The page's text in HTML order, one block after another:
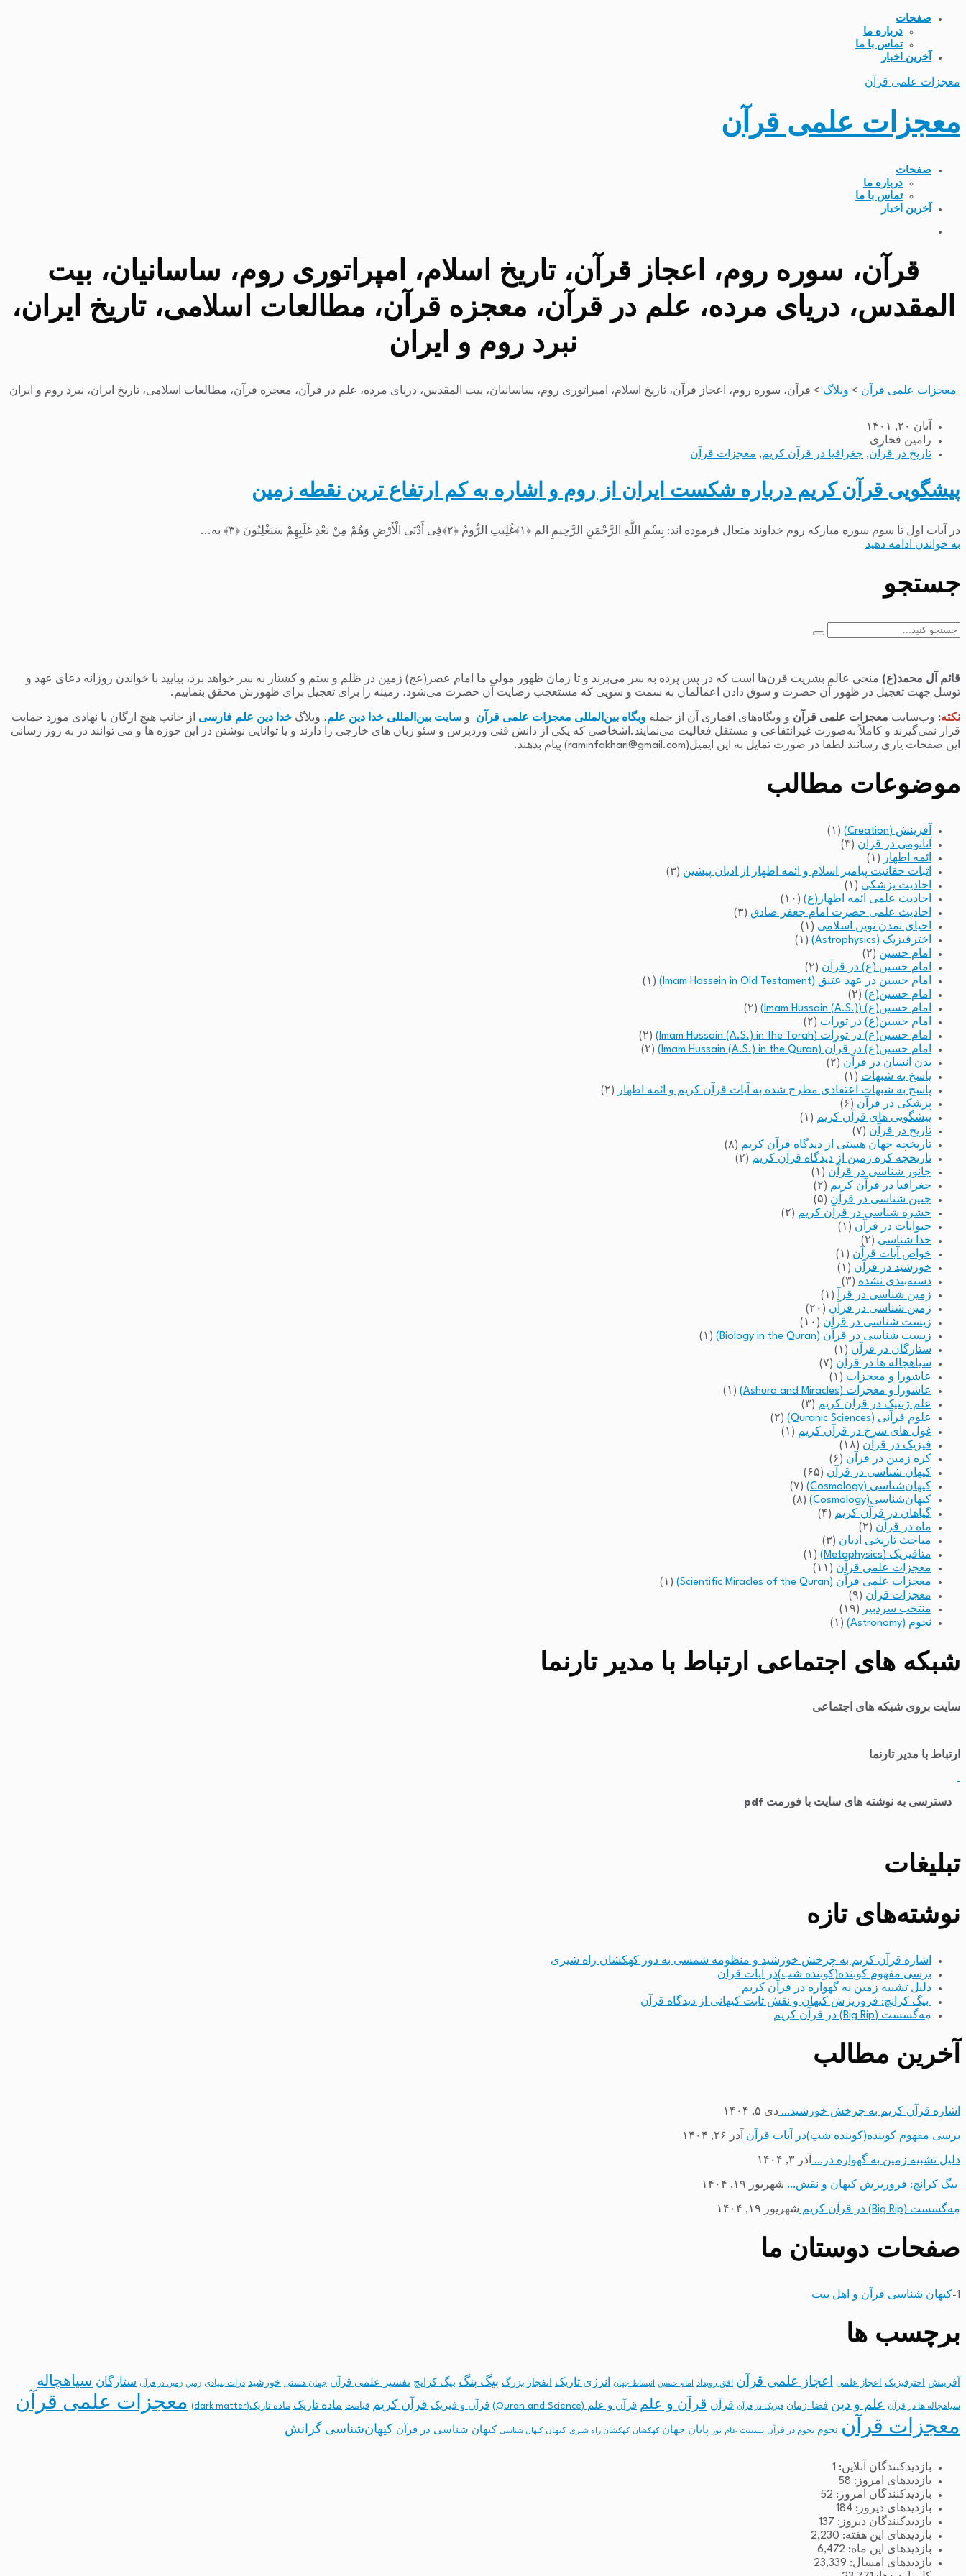
صفحات
درباره ما
تماس با ما
آخرین اخبار
معجزات علمی قرآن
معجزات علمی قرآن
صفحات
درباره ما
تماس با ما
آخرین اخبار
قرآن، سوره روم، اعجاز قرآن، تاریخ اسلام، امپراتوری روم، ساسانیان، بیت
المقدس، دریای مرده، علم در قرآن، معجزه قرآن، مطالعات اسلامی، تاریخ ایران،
نبرد روم و ایران
معجزات علمی قرآن > وبلاگ > قرآن، سوره روم، اعجاز قرآن، تاریخ اسلام، امپراتوری روم، ساسانیان، بیت المقدس، دریای مرده، علم در قرآن، معجزه قرآن، مطالعات اسلامی، تاریخ ایران، نبرد روم و ایران
آبان ۲۰, ۱۴۰۱
رامین فخاری
تاریخ در قرآن, جغرافیا در قرآن کریم, معجزات قرآن
پیشگویی قرآن کریم درباره شکست ایران از روم و اشاره به کم ارتفاع ترین نقطه زمین
در آیات اول تا سوم سوره مبارکه روم خداوند متعال فرموده اند: بِسْمِ اللَّهِ الرَّحْمَنِ الرَّحِیمِ الم ﴿۱﴾غُلِبَتِ الرُّومُ ﴿۲﴾فِی أَدْنَى الْأَرْضِ وَهُمْ مِنْ بَعْدِ غَلَبِهِمْ سَیَغْلِبُونَ ﴿۳﴾ به...
به خواندن ادامه دهید
جستجو
جستجو
قائم آل محمد(ع) منجی عالم بشریت قرن‌ها است که در پس پرده به سر می‌برند و تا زمان ظهور مولی ما امام عصر(عج) زمین در ظلم و ستم و کشتار به سر خواهد برد، بیایید با خواندن روزانه دعای عهد و
توسل جهت تعجیل در ظهور آن حضرت و سوق دادن اعمالمان به سمت و سویی که مستعجب رضایت آن حضرت می‌شود، زمینه را برای تعجیل برای ظهورش محقق بنماییم.
نکته: وب‌سایت معجزات علمی قرآن و وبگاه‌های اقماری آن از جمله وبگاه بین‌المللی معجزات علمی قرآن و سایت بین‌المللی خدا دین علم، وبلاگ خدا دین علم فارسی از جانب هیچ ارگان یا نهادی مورد حمایت
قرار نمی‌گیرند و کاملاً به‌صورت غیرانتفاعی و مستقل فعالیت می‌نمایند.اشخاصی که یکی از دانش فنی وردپرس و سئو زبان های خارجی را دارند و یا توانایی نوشتن در این حوزه ها و می توانند در به روز رسانی
این صفحات یاری رسانند لطفا در صورت تمایل به این ایمیل(raminfakhari@gmail.com) پیام بدهند.
موضوعات مطالب
آفرینش (Creation)
(۱)
آناتومی در قرآن (۳)
ائمه اطهار
(۱)
اثبات حقانیت پیامبر اسلام و ائمه اطهار از ادیان پیشین (۳)
احادیث پزشکی (۱)
احادیث علمی ائمه اطهار(ع) (۱۰)
احادیث علمی حضرت امام جعفر صادق (۳)
احیای تمدن نوین اسلامی (۱)
اخترفیزیک (Astrophysics)
(۱)
امام حسین (۲)
امام حسین (ع) در قرآن (۲)
امام حسین در عهد عتیق (Imam Hossein in Old Testament)
(۱)
امام حسین(ع) (۲)
امام حسین(ع) (Imam Hussain (A.S.))
(۲)
امام حسین(ع) در تورات (۲)
امام حسین(ع) در تورات (Imam Hussain (A.S.) in the Torah)
(۲)
امام حسین(ع) در قرآن (Imam Hussain (A.S.) in the Quran)
(۲)
بدن انسان در قرآن (۲)
پاسخ به شبهات (۱)
پاسخ به شبهات اعتقادی مطرح شده به آیات قرآن کریم و ائمه اطهار
(۲)
پزشکی در قرآن (۶)
پیشگویی های قرآن کریم (۱)
تاریخ در قرآن (۷)
تاریخچه جهان هستی از دیدگاه قرآن کریم (۸)
تاریخچه کره زمین از دیدگاه قرآن کریم (۲)
جانور شناسی در قرآن (۱)
جغرافیا در قرآن کریم (۲)
جنین شناسی در قرآن (۵)
حشره شناسی در قرآن کریم (۲)
حیوانات در قرآن (۱)
خدا شناسی (۲)
خواص آیات قرآن (۱)
خورشید در قرآن (۱)
دسته‌بندی نشده (۳)
زمین شناسی در قرآ
(۱)
زمین شناسی در قرآن (۲۰)
زیست شناسی در قرآن (۱۰)
زیست شناسی در قرآن (Biology in the Quran)
(۱)
ستارگان در قرآن (۱)
سیاهچاله ها در قرآن (۷)
عاشورا و معجزات (۱)
عاشورا و معجزات (Ashura and Miracles)
(۱)
علم ژنتیک در قرآن کریم (۳)
علوم قرآنی (Quranic Sciences)
(۲)
غول های سرخ در قرآن کریم (۱)
فیزیک در قرآن (۱۸)
کره زمین در قرآن (۶)
کیهان شناسی در قرآن (۶۵)
کیهان‌شناسی (Cosmology)
(۷)
کیهان‌شناسی(Cosmology)
(۸)
گیاهان در قرآن کریم (۴)
ماه در قرآن (۲)
مباحث تاریخی ادیان (۳)
متافیزیک (Metaphysics)
(۱)
معجزات علمی قرآن (۱۱)
معجزات علمی قرآن (Scientific Miracles of the Quran)
(۱)
معجزات قرآن (۹)
منتخب سردبیر
(۱۹)
نجوم (Astronomy)
(۱)
شبکه های اجتماعی ارتباط با مدیر تارنما
سایت بروی شبکه های اجتماعی
ارتباط با مدیر تارنما
دسترسی به نوشته های سایت با فورمت pdf
تبلیغات
نوشته‌های تازه
اشاره قرآن کریم به چرخش خورشید و منظومه شمسی به دور کهکشان راه شیری
برسی مفهوم کوبنده(کوبنده شب)در آیات قرآن
دلیل تشبیه زمین به گهواره در قرآن کریم
بیگ کرانچ: فروریزش کیهان و نقش ثابت کیهانی از دیدگاه قرآن
مِه‌گسست (Big Rip) در قرآن کریم
آخرین مطالب
اشاره قرآن کریم به چرخش خورشید… دی ۵, ۱۴۰۴
برسی مفهوم کوبنده(کوبنده شب)در آیات قرآن آذر ۲۶, ۱۴۰۴
دلیل تشبیه زمین به گهواره در… آذر ۳, ۱۴۰۴
بیگ کرانچ: فروریزش کیهان و نقش… شهریور ۱۹, ۱۴۰۴
مِه‌گسست (Big Rip) در قرآن کریم شهریور ۱۹, ۱۴۰۴
صفحات دوستان ما
1- کیهان شناسی قرآن و اهل بیت
برچسب ها
آفرینش اخترفیزیک اعجاز علمی اعجاز علمی قرآن افق رویداد امام حسین انبساط جهان انرژی تاریک انفجار بزرگ بیگ بنگ بیگ کرانچ تفسیر علمی قرآن جهان هستی خورشید ذرات بنیادی زمین زمین در قرآن ستارگان سیاهچاله
سیاهچاله ها در قرآن علم و دین فضا-زمان فیزیک در قرآن قرآن قرآن و علم قرآن و علم (Quran and Science) قرآن و فیزیک قرآن کریم قیامت ماده تاریک ماده تاریک(dark matter) معجزات علمی قرآن
معجزات قرآن نجوم نجوم در قرآن نسبیت عام نور پایان جهان کهکشان کهکشان راه شیری کیهان کیهان شناسی کیهان شناسی در قرآن کیهان‌شناسی گرانش
بازدیدکنندگان آنلاین: 1
بازدیدهای امروز: 58
بازدیدکنندگان امروز: 52
بازدیدهای دیروز: 184
بازدیدکنندگان دیروز: 137
بازدیدهای این هفته: 2,230
بازدیدهای این ماه: 6,472
بازدیدهای امسال: 23,339